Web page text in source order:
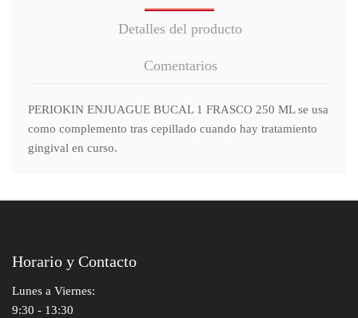
Detalles del producto
Comentarios
PERIOKIN ENJUAGUE BUCAL 1 FRASCO 250 ML se usa
como complemento tras cepillado cuando hay tratamiento
gingival en curso.
Horario y Contacto
Lunes a Viernes:
9:30 - 13:30